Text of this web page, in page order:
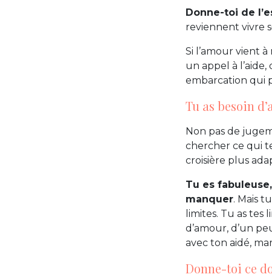
Donne-toi de
reviennent vivre
Si l’amour vient
un appel à
embarcation qui
Tu as besoin
Non pas de
chercher ce qui
croisière plus
Tu es
manquer. Mais
limites. Tu as
d’amour, d’un
avec ton aidé,
Donne-toi ce